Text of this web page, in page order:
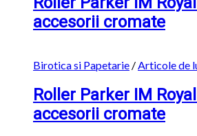
accesorii cromate
Birotica si Papetarie /Articole de
Roller Parker IM
accesorii cromate